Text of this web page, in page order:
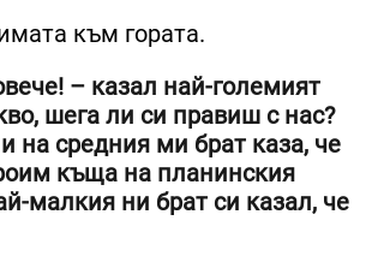
към гората.
– казал най-големият
шега ли си правиш с нас?
на средния ми брат каза, че
къща на планинския
малкия ни брат си казал, че